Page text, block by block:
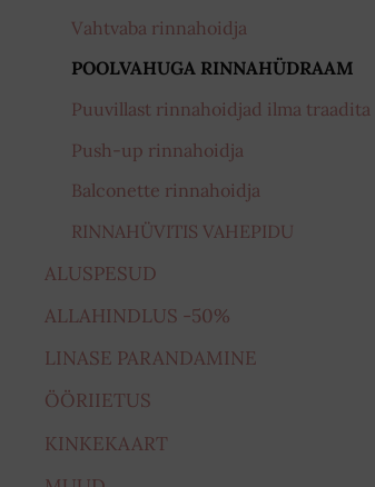
Vahtvaba rinnahoidja
POOLVAHUGA RINNAHÜDRAAM
Puuvillast rinnahoidjad ilma traadita
Push-up rinnahoidja
Balconette rinnahoidja
RINNAHÜVITIS VAHEPIDU
ALUSPESUD
ALLAHINDLUS -50%
LINASE PARANDAMINE
ÖÖRIIETUS
KINKEKAART